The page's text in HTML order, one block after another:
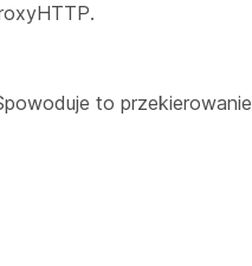
HTTP.
to przekierowanie